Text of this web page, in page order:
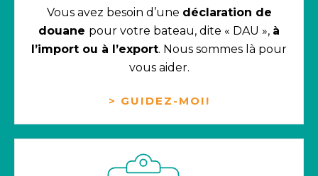
Vous avez besoin d’une déclaration de
douane pour votre bateau, dite « DAU », à
l’import ou à l’export. Nous sommes là pour
vous aider.
> GUIDEZ-MOI!